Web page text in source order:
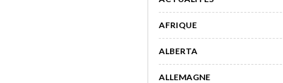
AFRIQUE
ALBERTA
ALLEMAGNE